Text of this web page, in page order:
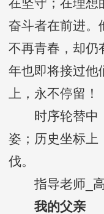
奋斗者在前进。
不再青春，却仍
年也即将接过他
上，永不停留！
时序轮替中，
姿；历史坐标上
伐。
指导老师_高
我的父亲